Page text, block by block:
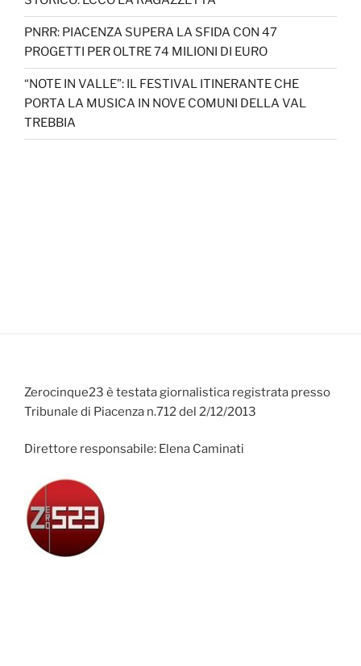
PNRR: PIACENZA SUPERA LA SFIDA CON 47
PROGETTI PER OLTRE 74 MILIONI DI EURO
“NOTE IN VALLE”: IL FESTIVAL ITINERANTE CHE
PORTA LA MUSICA IN NOVE COMUNI DELLA VAL
TREBBIA
Zerocinque23 è testata giornalistica registrata presso
Tribunale di Piacenza n.712 del 2/12/2013
Direttore responsabile: Elena Caminati